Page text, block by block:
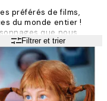
préférés de films,
du monde entier !
que nous
des contes les
Filtrer et trier